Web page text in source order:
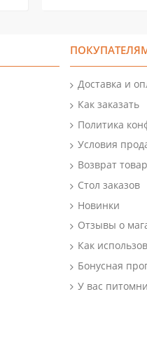
Доставка и
Как заказать
Политика
Условия
Возврат
Стол заказов
Новинки
Отзывы о
Как
Бонусная
У вас